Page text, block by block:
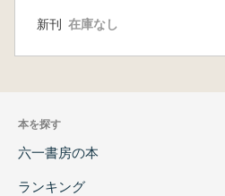
新刊 在庫なし
本を探す
六一書房の本
ランキング